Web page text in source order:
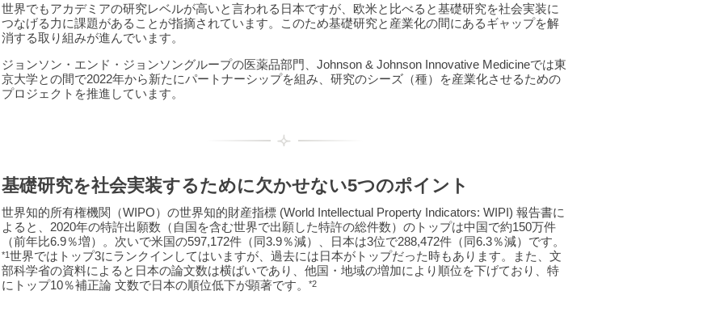
世界でもアカデミアの研究レベルが高いと言われる日本ですが、欧米と比べると基礎研究を社会実装に
つなげる力に課題があることが指摘されています。このため基礎研究と産業化の間にあるギャップを解
消する取り組みが進んでいます。
ジョンソン・エンド・ジョンソングループの医薬品部門、Johnson & Johnson Innovative Medicineでは東
京大学との間で2022年から新たにパートナーシップを組み、研究のシーズ（種）を産業化させるための
プロジェクトを推進しています。
基礎研究を社会実装するために欠かせない5つのポイント
世界知的所有権機関（WIPO）の世界知的財産指標 (World Intellectual Property Indicators: WIPI) 報告書に
よると、2020年の特許出願数（自国を含む世界で出願した特許の総件数）のトップは中国で約150万件
（前年比6.9％増）。次いで米国の597,172件（同3.9％減）、日本は3位で288,472件（同6.3％減）です。
*1世界ではトップ3にランクインしてはいますが、過去には日本がトップだった時もあります。また、文
部科学省の資料によると日本の論文数は横ばいであり、他国・地域の増加により順位を下げており、特
にトップ10％補正論 文数で日本の順位低下が顕著です。
*2